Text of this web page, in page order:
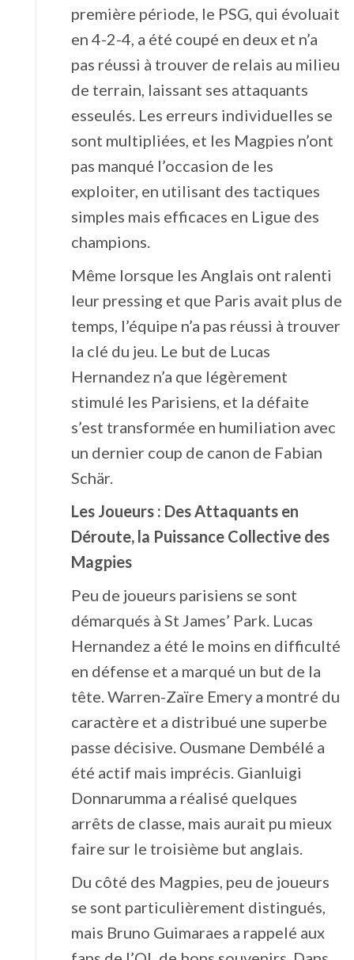
première période, le PSG, qui évoluait
en 4-2-4, a été coupé en deux et n’a
pas réussi à trouver de relais au milieu
de terrain, laissant ses attaquants
esseulés. Les erreurs individuelles se
sont multipliées, et les Magpies n’ont
pas manqué l’occasion de les
exploiter, en utilisant des tactiques
simples mais efficaces en Ligue des
champions.
Même lorsque les Anglais ont ralenti
leur pressing et que Paris avait plus de
temps, l’équipe n’a pas réussi à trouver
la clé du jeu. Le but de Lucas
Hernandez n’a que légèrement
stimulé les Parisiens, et la défaite
s’est transformée en humiliation avec
un dernier coup de canon de Fabian
Schär.
Les Joueurs : Des Attaquants en
Déroute, la Puissance Collective des
Magpies
Peu de joueurs parisiens se sont
démarqués à St James’ Park. Lucas
Hernandez a été le moins en difficulté
en défense et a marqué un but de la
tête. Warren-Zaïre Emery a montré du
caractère et a distribué une superbe
passe décisive. Ousmane Dembélé a
été actif mais imprécis. Gianluigi
Donnarumma a réalisé quelques
arrêts de classe, mais aurait pu mieux
faire sur le troisième but anglais.
Du côté des Magpies, peu de joueurs
se sont particulièrement distingués,
mais Bruno Guimaraes a rappelé aux